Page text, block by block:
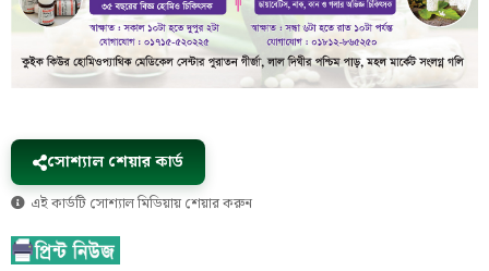
সোশ্যাল শেয়ার কার্ড
এই কার্ডটি সোশ্যাল মিডিয়ায় শেয়ার করুন